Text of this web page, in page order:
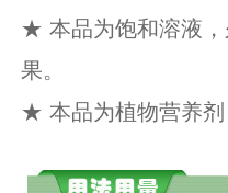
★ 本品为饱和溶液，
果。
★ 本品为植物营养剂